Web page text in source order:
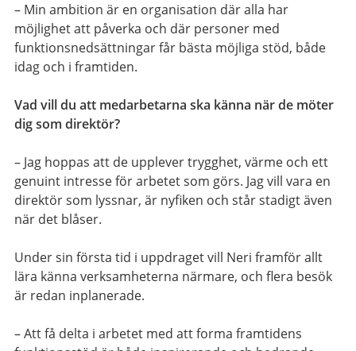
– Min ambition är en organisation där alla har
möjlighet att påverka och där personer med
funktionsnedsättningar får bästa möjliga stöd, både
idag och i framtiden.
Vad vill du att medarbetarna ska känna när de möter
dig som direktör?
– Jag hoppas att de upplever trygghet, värme och ett
genuint intresse för arbetet som görs. Jag vill vara en
direktör som lyssnar, är nyfiken och står stadigt även
när det blåser.
Under sin första tid i uppdraget vill Neri framför allt
lära känna verksamheterna närmare, och flera besök
är redan inplanerade.
– Att få delta i arbetet med att forma framtidens